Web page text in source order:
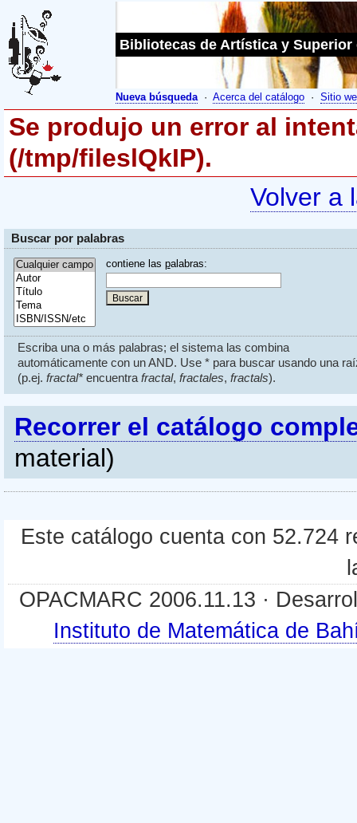
Bibliotecas de Artística y Superior
Nueva búsqueda· Acerca del catálogo · Sitio
Se produjo un error al
(/tmp/fileslQkIP).
Volver a
Buscar por palabras
contiene las palabras:
Escriba una o más palabras; el sistema las combina
automáticamente con un AND. Use * para buscar usando una
(p.ej. fractal*encuentra fractal, fractales, fractals).
Recorrer el catálogo
material)
Este catálogo cuenta con 52.724
OPACMARC 2006.11.13 ·
Instituto de Matemática de